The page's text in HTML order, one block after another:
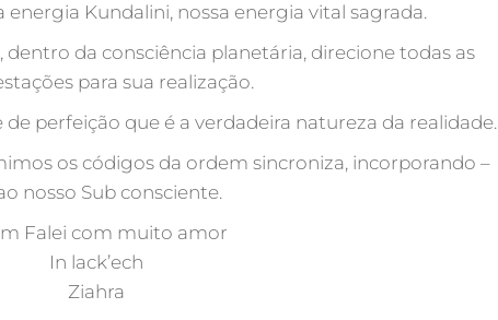
energia Kundalini, nossa energia vital sagrada.
dentro da consciência planetária, direcione todas as
para sua realização.
de perfeição que é a verdadeira natureza da realidade.
os códigos da ordem sincroniza, incorporando –
nosso Sub consciente.
Falei com muito amor
In lack’ech
Ziahra